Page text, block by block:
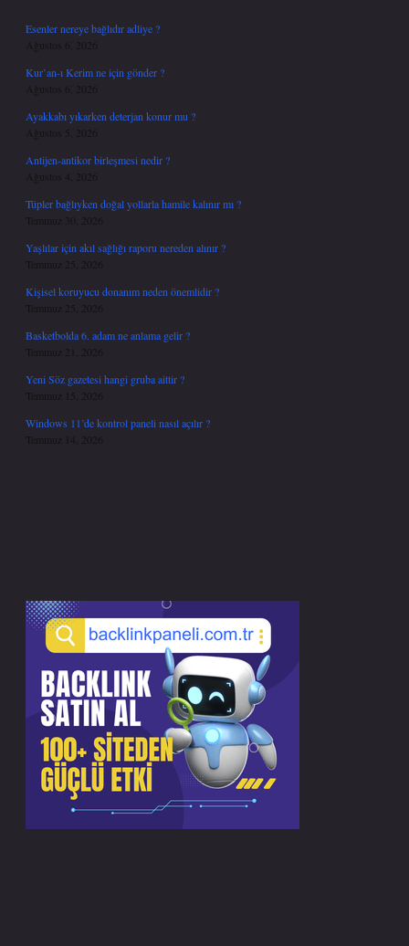
Esenler nereye bağlıdır adliye ?
Ağustos 6, 2026
Kur’an-ı Kerim ne için gönder ?
Ağustos 6, 2026
Ayakkabı yıkarken deterjan konur mu ?
Ağustos 5, 2026
Antijen-antikor birleşmesi nedir ?
Ağustos 4, 2026
Tüpler bağlıyken doğal yollarla hamile kalınır mı ?
Temmuz 30, 2026
Yaşlılar için akıl sağlığı raporu nereden alınır ?
Temmuz 25, 2026
Kişisel koruyucu donanım neden önemlidir ?
Temmuz 25, 2026
Basketbolda 6. adam ne anlama gelir ?
Temmuz 21, 2026
Yeni Söz gazetesi hangi gruba aittir ?
Temmuz 15, 2026
Windows 11’de kontrol paneli nasıl açılır ?
Temmuz 14, 2026